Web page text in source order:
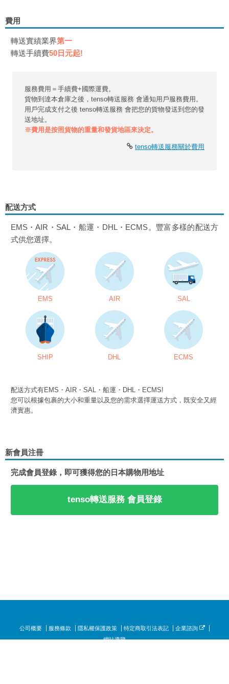
費用
轉送實績業界第一
轉送手續費50日元起!
服務費用＝手續費+國際運費。
貨物到達本倉庫之後，tenso轉送服務 會通知用戶服務費用。
用戶完成支付之後 tenso轉送服務 會把您的貨物發送到您的發
送地址。
※費用是按照貨物的重量和發貨地區來決定。
tenso轉送服務關於費用
配送方式
EMS・AIR・SAL・船運・DHL・ECMS。豐富多樣的配送方
式供您選擇。
EMS AIR SAL
SHIP DHL ECMS
配送方式有EMS・AIR・SAL・船運・DHL・ECMS!
您可以根據包裹的大小和重量以及您的需求選擇運送方式，既安全又經
濟實惠。
新會員注冊
完成會員登錄，即可獲得您的日本購物用地址
tenso轉送服務 會員登錄
公司概要 服務條款 隱私權保護政策 特定商取引法表記
企業諮詢
網站導覽